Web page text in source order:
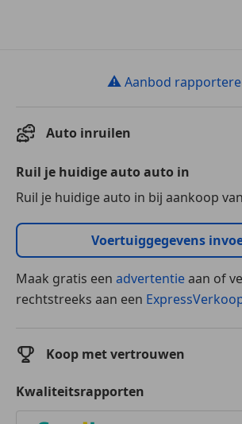
⚠ Aanbod
Auto inruilen
Ruil je huidige auto auto in
Ruil je huidige auto in bij aankoop
Voertuiggegevens
Maak gratis een advertentieaan of
rechtstreeks aan een
Koop met vertrouwen
Kwaliteitsrapporten